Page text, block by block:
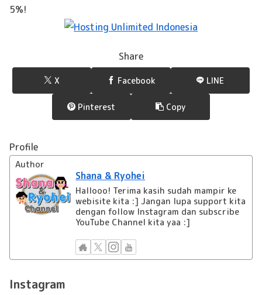
5%!
Share
X Facebook LINE
Pinterest Copy
Profile
Author
Shana & Ryohei
Hallooo! Terima kasih sudah mampir ke
webisite kita :] Jangan lupa support kita
dengan follow Instagram dan subscribe
YouTube Channel kita yaa :]
Instagram